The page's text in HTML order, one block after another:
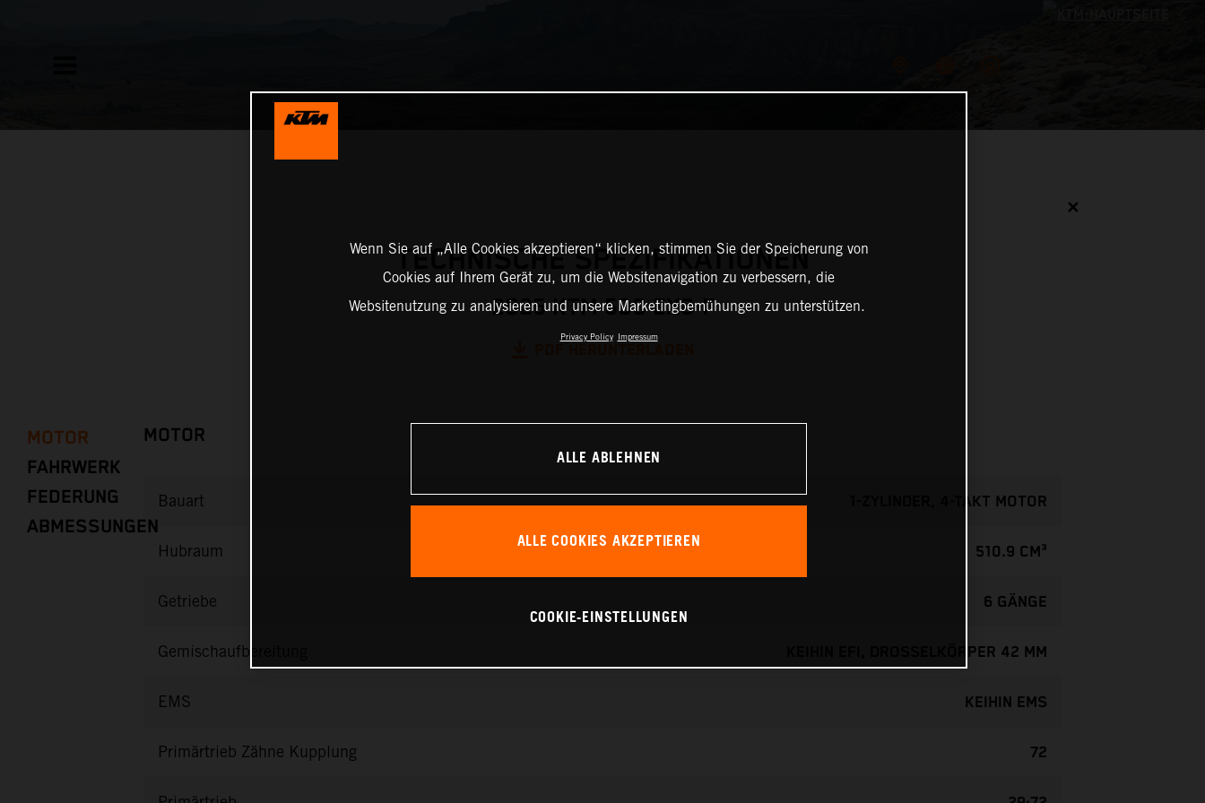
✕
TECHNISCHE SPEZIFIKATIONEN
2025 KTM 500 EXC-F
MOTOR
FAHRWERK
FEDERUNG
ABMESSUNGEN
MOTOR
Bauart 1-ZYLINDER, 4-TAKT MOTOR
Hubraum 510.9 CM³
Getriebe 6 GÄNGE
Gemischaufbereitung KEIHIN EFI, DROSSELKÖRPER 42 MM
EMS KEIHIN EMS
Primärtrieb Zähne Kupplung 72
Wenn Sie auf „Alle Cookies akzeptieren“ klicken, stimmen Sie der Speicherung von
Cookies auf Ihrem Gerät zu, um die Websitenavigation zu verbessern, die
Websitenutzung zu analysieren und unsere Marketingbemühungen zu unterstützen.
Privacy Policy Impressum
ALLE ABLEHNEN
ALLE COOKIES AKZEPTIEREN
COOKIE-EINSTELLUNGEN